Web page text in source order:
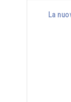
La